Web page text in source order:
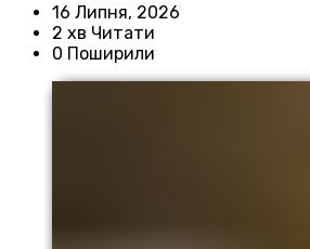
16 Липня, 2026
2 хв Читати
0 Поширили